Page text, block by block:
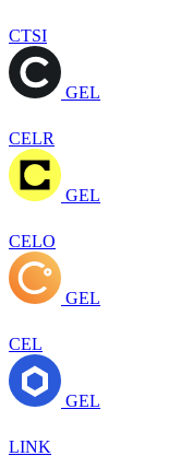
CTSI
GEL
CELR
GEL
CELO
GEL
CEL
GEL
LINK